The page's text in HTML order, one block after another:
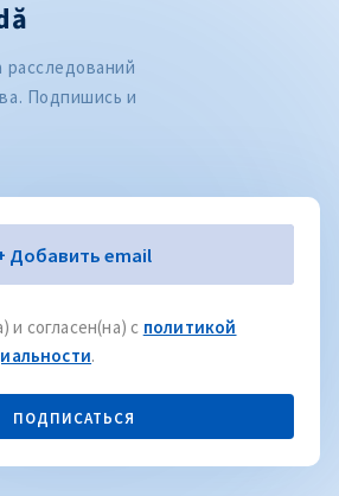
расследований
Подпишись и
Добавить email
и согласен(на) с политикой
.
ПОДПИСАТЬСЯ